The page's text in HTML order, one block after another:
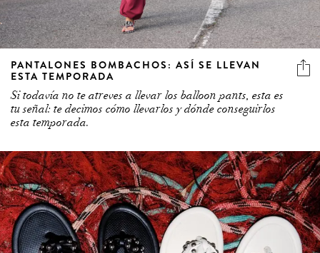
PANTALONES BOMBACHOS: ASÍ SE LLEVAN
ESTA TEMPORADA
Si todavía no te atreves a llevar los balloon pants, esta es
tu señal: te decimos cómo llevarlos y dónde conseguirlos
esta temporada.